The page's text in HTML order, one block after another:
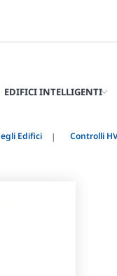
EDIFICI INTELLIGENTI
Edifici Controlli